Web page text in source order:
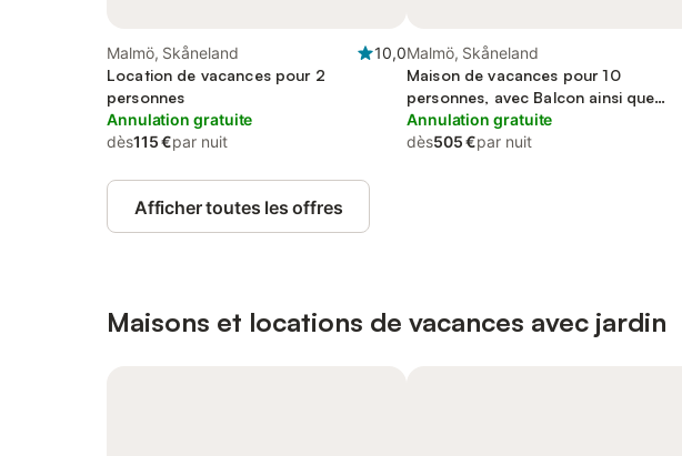
Malmö, Skåneland
10,0
Location de vacances pour 2
personnes
Annulation gratuite
dès115 €par nuit
Malmö, Skåneland
Maison de vacances pour 10
personnes, avec Balcon ainsi que
Terrasse et Jardin
Annulation gratuite
dès505 €par nuit
Afficher toutes les offres
Maisons et locations de vacances avec jardin